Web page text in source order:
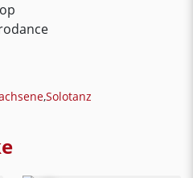
,Solotanz